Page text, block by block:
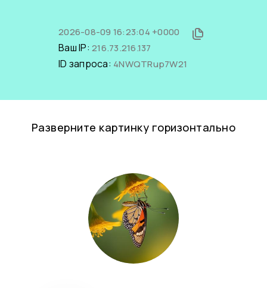
2026-08-09 16:23:04 +0000
Ваш IP: 216.73.216.137
ID запроса: 4NWQTRup7W21
Разверните картинку горизонтально